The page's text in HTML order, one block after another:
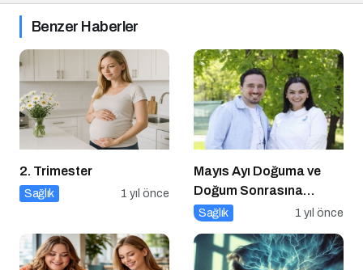
Benzer Haberler
2. Trimester
Sağlık 1 yıl önce
Mayıs Ayı Doğuma ve
Doğum Sonrasına
Hazırlık Atölyesi
Sağlık 1 yıl önce